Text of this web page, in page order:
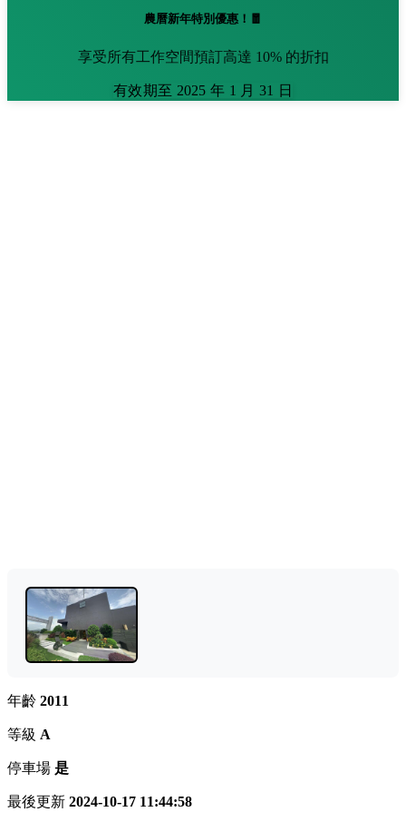
農曆新年特別優惠！🧧
享受所有工作空間預訂高達 10% 的折扣
有效期至 2025 年 1 月 31 日
年齡 2011
等級 A
停車場 是
最後更新 2024-10-17 11:44:58